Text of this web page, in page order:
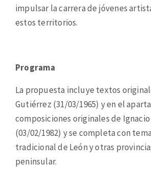
impulsar la carrera de jóvenes
estos territorios.
Programa
La propuesta incluye textos
Gutiérrez (31/03/1965) y en el
composiciones originales de
(03/02/1982) y se completa con
tradicional de León y otras
peninsular.